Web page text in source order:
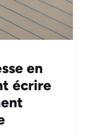
en
écrire